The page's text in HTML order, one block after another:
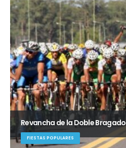
Revancha de la Doble Bragado
FIESTAS POPULARES